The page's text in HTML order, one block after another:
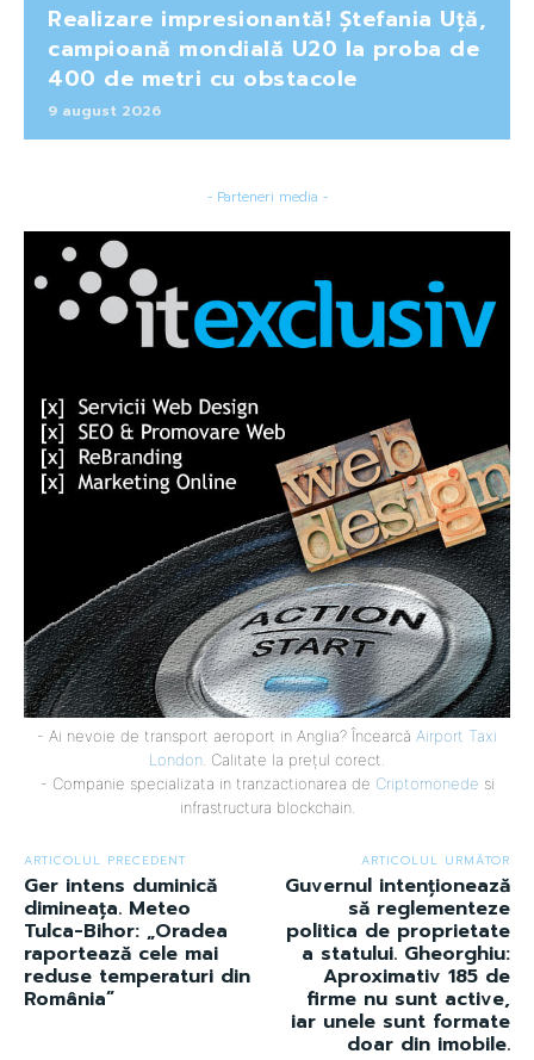
Realizare impresionantă! Ștefania Uță,
campioană mondială U20 la proba de
400 de metri cu obstacole
9 august 2026
- Parteneri media -
- Ai nevoie de transport aeroport in Anglia? Încearcă Airport Taxi
London . Calitate la prețul corect.
- Companie specializata in tranzactionarea de Criptomonede si
infrastructura blockchain.
ARTICOLUL PRECEDENT
Ger intens duminică
dimineața. Meteo
Tulca-Bihor: „Oradea
raportează cele mai
reduse temperaturi din
România”
ARTICOLUL URMĂTOR
Guvernul intenționează
să reglementeze
politica de proprietate
a statului. Gheorghiu:
Aproximativ 185 de
firme nu sunt active,
iar unele sunt formate
doar din imobile.